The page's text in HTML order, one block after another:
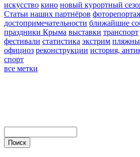
искусство кино новый курортный
Статьи наших партнёров
достопримечательности ближайшие
праздники Крыма выставки транспорт
фестивали статистика экстрим
официоз реконструкции история,
спорт
все метки